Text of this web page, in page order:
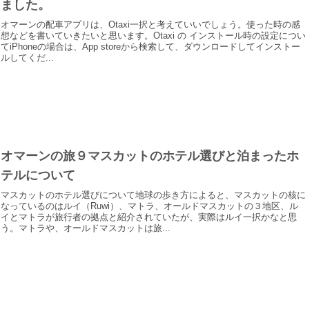
ました。
オマーンの配車アプリは、Otaxi一択と考えていいでしょう。使った時の感
想などを書いていきたいと思います。Otaxi の インストール時の設定につい
てiPhoneの場合は、App storeから検索して、ダウンロードしてインストー
ルしてくだ...
オマーンの旅９マスカットのホテル選びと泊まったホ
テルについて
マスカットのホテル選びについて地球の歩き方によると、マスカットの核に
なっているのはルイ（Ruwi）、マトラ、オールドマスカットの３地区、ル
イとマトラが旅行者の拠点と紹介されていたが、実際はルイ一択かなと思
う。マトラや、オールドマスカットは旅...